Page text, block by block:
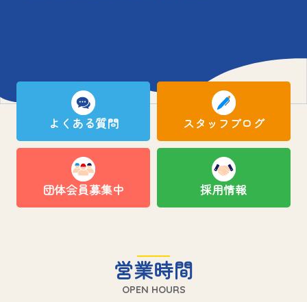
よくある質問 スタッフブログ
団体会員募集中 採用情報
営業時間
OPEN HOURS